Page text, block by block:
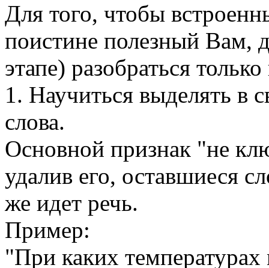
Для того, чтобы
поистине полезный Вам,
этапе) разобраться
1. Научиться выделять
слова.
Основной признак "не
удалив его, оставшиеся
же идет речь.
Пример:
"При каких